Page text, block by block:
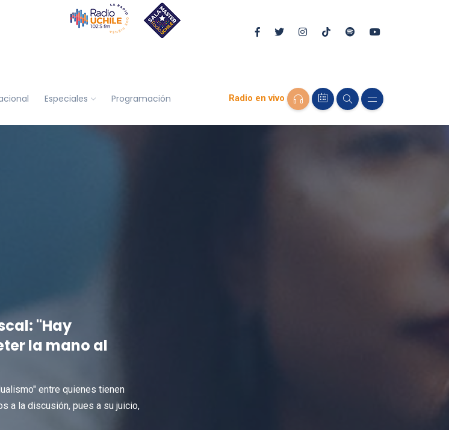
Especiales Programación Radio en vivo
"Hay
la mano al
entre quienes tienen
a la discusión, pues a su juicio,